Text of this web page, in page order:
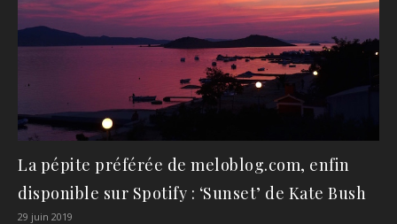
La pépite préférée de meloblog.com, enfin
disponible sur Spotify : ‘Sunset’ de Kate Bush
29 juin 2019